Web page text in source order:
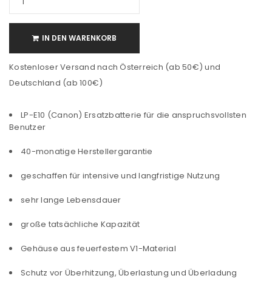
IN DEN WARENKORB
Kostenloser Versand nach Österreich (ab 50€) und
Deutschland (ab 100€)
LP-E10 (Canon) Ersatzbatterie für die anspruchsvollsten
Benutzer
40-monatige Herstellergarantie
geschaffen für intensive und langfristige Nutzung
sehr lange Lebensdauer
große tatsächliche Kapazität
Gehäuse aus feuerfestem V1-Material
Schutz vor Überhitzung, Überlastung und Überladung